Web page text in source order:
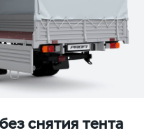
снятия тента